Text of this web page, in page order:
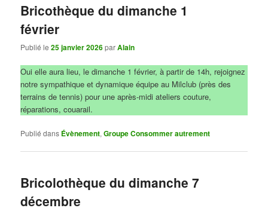
Bricothèque du dimanche 1
février
Publié le25 janvier 2026parAlain
Oui elle aura lieu, le dimanche 1 février, à partir de 14h, rejoignez
notre sympathique et dynamique équipe au Milclub (près des
terrains de tennis) pour une après-midi ateliers couture,
réparations, couarail.
Publié dans Évènement,Groupe Consommer autrement
Bricolothèque du dimanche 7
décembre